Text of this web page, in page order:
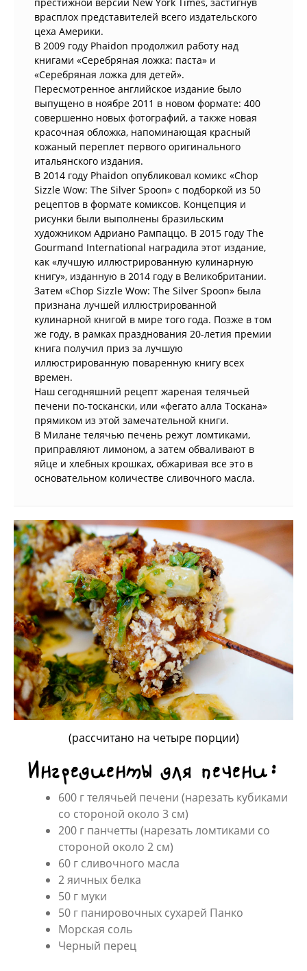
врасплох представителей всего издательского
цеха Америки.
В 2009 году Phaidon продолжил работу над
книгами «Серебряная ложка: паста» и
«Серебряная ложка для детей».
Пересмотренное английское издание было
выпущено в ноябре 2011 в новом формате: 400
совершенно новых фотографий, а также новая
красочная обложка, напоминающая красный
кожаный переплет первого оригинального
итальянского издания.
В 2014 году Phaidon опубликовал комикс «Chop
Sizzle Wow: The Silver Spoon» с подборкой из 50
рецептов в формате комиксов. Концепция и
рисунки были выполнены бразильским
художником Адриано Рампаццо. В 2015 году The
Gourmand International наградила этот издание,
как «лучшую иллюстрированную кулинарную
книгу», изданную в 2014 году в Великобритании.
Затем «Chop Sizzle Wow: The Silver Spoon» была
признана лучшей иллюстрированной
кулинарной книгой в мире того года. Позже в том
же году, в рамках празднования 20-летия премии
книга получил приз за лучшую
иллюстрированную поваренную книгу всех
времен.
Наш сегодняшний рецепт жареная телячьей
печени по-тоскански, или «фегато алла Тоскана»
прямиком из этой замечательной книги.
В Милане телячью печень режут ломтиками,
приправляют лимоном, а затем обваливают в
яйце и хлебных крошках, обжаривая все это в
основательном количестве сливочного масла.
(рассчитано на четыре порции)
Ингредиенты для печени:
600 г телячьей печени (нарезать кубиками
со стороной около 3 см)
200 г панчетты (нарезать ломтиками со
стороной около 2 см)
60 г сливочного масла
2 яичных белка
50 г муки
50 г панировочных сухарей Панко
Морская соль
Черный перец